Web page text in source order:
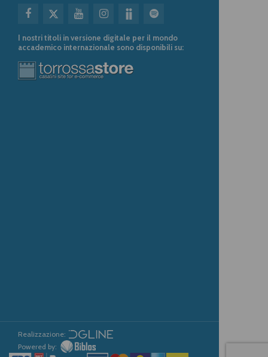
I nostri titoli in versione digitale per il mondo
accademico internazionale sono disponibili su:
Realizzazione:
Powered by: